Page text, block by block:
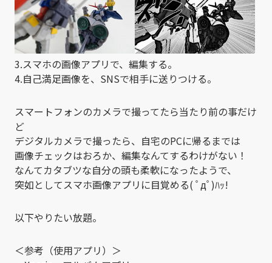
3.スマホの画像アプリで、編集する。
4.自己満足画像を、SNSで相手に送りつける。
スマートフォンのカメラで撮ってたら当たり前の事だけ
ど
デジタルカメラで撮ったら、自宅のPCに帰るまでは
画像チェックはおろか、編集なんてするわけがない！
なんてカタブツな自分の頭も柔軟になったようで、
突如としてスマホ画像アプリに目覚める( ﾟдﾟ)ﾊｯ!
以下やりたい放題。
＜参考（使用アプリ）＞